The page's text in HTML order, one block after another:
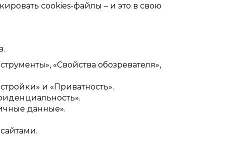
cookies-файлы – и это в свою
«Свойства обозревателя»,
и «Приватность».
данные».